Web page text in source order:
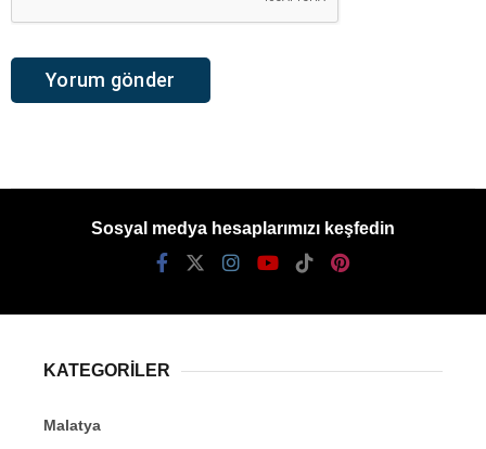
Sosyal medya hesaplarımızı keşfedin
KATEGORİLER
Malatya